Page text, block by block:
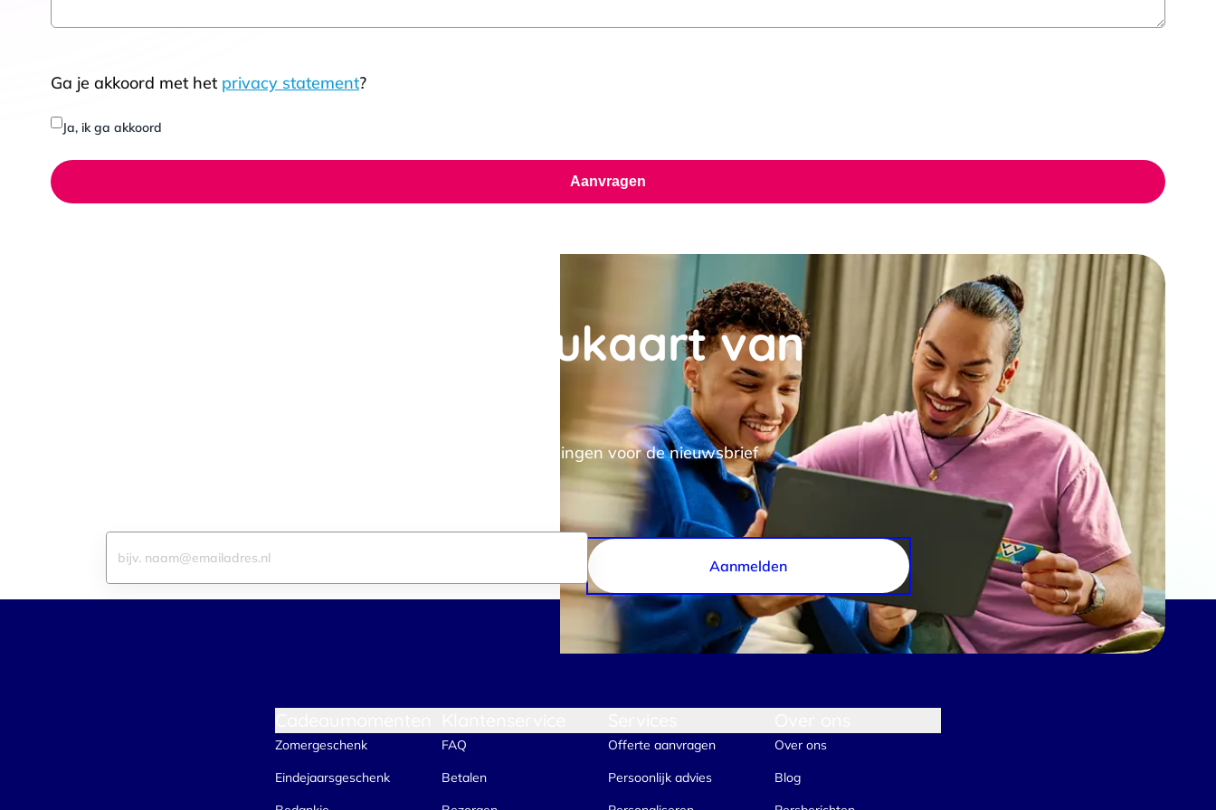
Ga je akkoord met het privacy statement?
Ja, ik ga akkoord
Aanvragen
Win een VVV Cadeaukaart van
Elke maand kiezen wij een winnaar uit alle nieuwe aanmeldingen voor de nieuwsbrief
Aanmelden
Zomergeschenk
Eindejaarsgeschenk
FAQ
Betalen
Offerte aanvragen
Persoonlijk advies
Over ons
Blog